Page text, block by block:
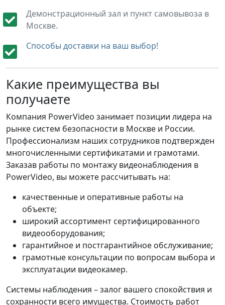
Демонстрационный зал и пункт самовывоза в
Москве.
Способы доставки на ваш выбор!
Какие преимущества вы
получаете
Компания PowerVideo занимает позиции лидера на
рынке систем безопасности в Москве и России.
Профессионализм наших сотрудников подтвержден
многочисленными сертификатами и грамотами.
Заказав работы по монтажу видеонаблюдения в
PowerVideo, вы можете рассчитывать на:
качественные и оперативные работы на
объекте;
широкий ассортимент сертифицированного
видеооборудования;
гарантийное и постгарантийное обслуживание;
грамотные консультации по вопросам выбора и
эксплуатации видеокамер.
Системы наблюдения – залог вашего спокойствия и
сохранности всего имущества. Стоимость работ